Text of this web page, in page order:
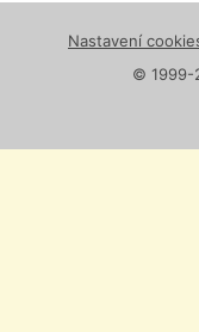
Nastavení
© 1999-